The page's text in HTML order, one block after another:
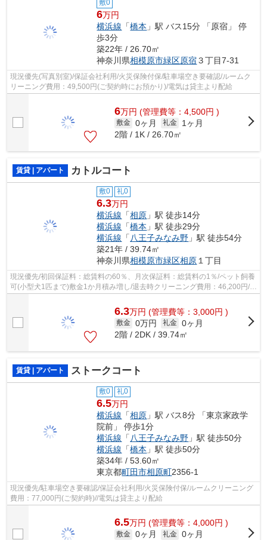
敷0
6万円
横浜線 「橋本 」駅 バス15分 「原宿」 停
歩3分
築22年 / 26.70㎡
神奈川県相模原市緑区原宿３丁目7-31
現況優先(写真別室)/保証会社利用/火災保険付保/駐車場空き要確認/ルームク
リーニング費用：49,500円(ご契約時にお預かり)/電気は貸主より配給
6万円 (管理費等：4,500円 )
敷金 0ヶ月 礼金
1ヶ月
2階 / 1K / 26.70㎡
賃貸 | アパート カトルコート
敷0 礼0
6.3万円
横浜線 「相原 」駅 徒歩14分
横浜線 「橋本 」駅 徒歩29分
横浜線 「 八王子みなみ野 」駅 徒歩54分
築21年 / 39.74㎡
神奈川県相模原市緑区相原 １丁目
現況優先/初回保証料：総賃料の60％、月次保証料：総賃料の1％/ペット飼養
可(小型犬1匹まで)敷金1か月積み増し/退去時クリーニング費用：46,200円/鍵
6.3万円 (管理費等：3,000円 )
敷金 0万円 礼金 0ヶ月
2階 / 2DK / 39.74㎡
賃貸 | アパート ストークコート
敷0 礼0
6.5万円
横浜線 「相原 」駅 バス8分 「東京家政学
院前」 停歩1分
横浜線 「 八王子みなみ野 」駅 徒歩50分
横浜線 「橋本 」駅 徒歩50分
築34年 / 53.60㎡
東京都町田市相原町2356-1
現況優先/駐車場空き要確認/保証会社利用/火災保険付保/ルームクリーニング
費用：77,000円(ご契約時)//電気は貸主より配給
6.5万円 (管理費等：4,000円 )
敷金 0ヶ月 礼金 0ヶ月